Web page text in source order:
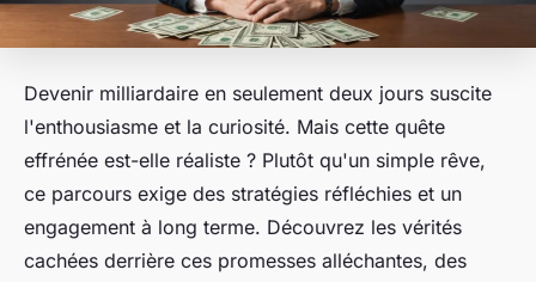
Devenir milliardaire en seulement deux jours suscite
l'enthousiasme et la curiosité. Mais cette quête
effrénée est-elle réaliste ? Plutôt qu'un simple rêve,
ce parcours exige des stratégies réfléchies et un
engagement à long terme. Découvrez les vérités
cachées derrière ces promesses alléchantes, des